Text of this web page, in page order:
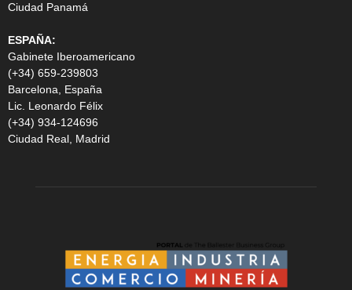
Ciudad Panamá
ESPAÑA:
Gabinete Iberoamericano
(+34) 659-239803
Barcelona, España
Lic. Leonardo Félix
(+34) 934-124696
Ciudad Real, Madrid